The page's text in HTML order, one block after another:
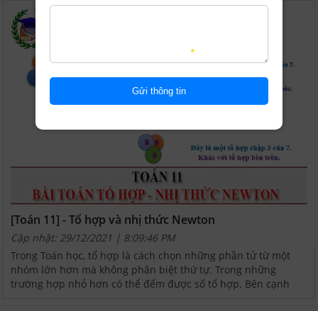
[Toán 11] - Tổ hợp và nhị thức Newton
Cập nhật: 29/12/2021 | 8:09:46 PM
Trong Toán học, tổ hợp là cách chọn những phần tử từ một
nhóm lớn hơn mà không phân biệt thứ tự. Trong những
trường hợp nhỏ hơn có thể đếm được số tổ hợp. Bên cạnh